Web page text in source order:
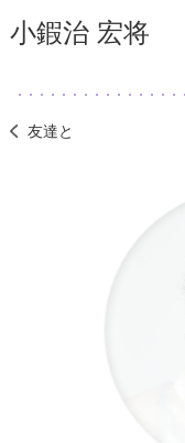
小鍜治 宏将
友達と